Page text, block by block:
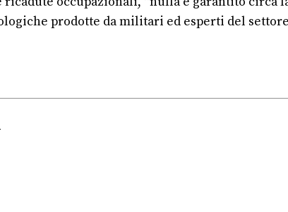
prodotte da militari ed esperti del